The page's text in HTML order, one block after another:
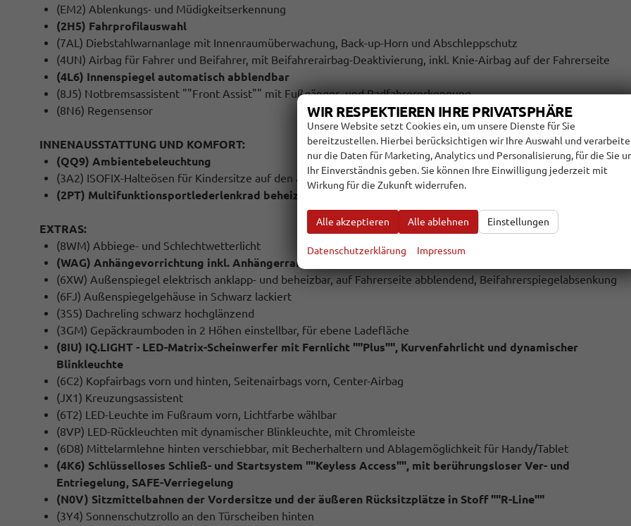
(EM2) Ablenkungs- und Müdigkeitserkennung
(2H5) Fahrprofilauswahl
(7AL) Diebstahlwarnanlage mit Innenraumüberwachung, Back-up-Horn und Abschleppschutz
(4UN) Airbag für Fahrer und Beifahrer, mit Beifahrerairbag-Deaktivierung, inkl. Knie-Airbag auf der Fahrerseite
(4L6) Innenspiegel automatisch abblendbar
(8J5) Notbremsassistent ""Front Assist"" mit Fußgänger- und Radfahrererkennung
(8N6) Regensensor
INNENAUSSTATTUNG UND KOMFORT:
(QQ9) Ambientebeleuchtung
(3A2) ISOFIX-Halteösen für Kindersitze auf den äußeren Rücksitzen sowie auf dem Beifahrersitz, i-Size-kompatibel
(2PT) Multifunktionsportlederlenkrad beheizbar inkl Schaltwippen
EXTRAS:
(8WM) Abbiege- und Schlechtwetterlicht
(WAG) Anhängevorrichtung inkl. Anhängerrangierassistent ""Trailer Assist""
(6XW) Außenspiegel elektrisch anklapp- und beheizbar, auf Fahrerseite abblendend, Beifahrerspiegelabsenkung
(6FJ) Außenspiegelgehäuse in Schwarz lackiert
(3S5) Dachreling schwarz hochglänzend
(3GM) Gepäckraumboden in 2 Höhen einstellbar, für ebene Ladefläche
(8IU) IQ.LIGHT - LED-Matrix-Scheinwerfer mit Fernlicht ""Plus"", Kurvenfahrlicht und dynamischer
Blinkleuchte
(6C2) Kopfairbags vorn und hinten, Seitenairbags vorn, Center-Airbag
(JX1) Kreuzungsassistent
(6T2) LED-Leuchte im Fußraum vorn, Lichtfarbe wählbar
(8VP) LED-Rückleuchten mit dynamischer Blinkleuchte, mit Chromleiste
(6D8) Mittelarmlehne hinten verschiebbar, mit Becherhaltern und Ablagemöglichkeit für Handy/Tablet
(4K6) Schlüsselloses Schließ- und Startsystem ""Keyless Access"", mit berührungsloser Ver- und
Entriegelung, SAFE-Verriegelung
(N0V) Sitzmittelbahnen der Vordersitze und der äußeren Rücksitzplätze in Stoff ""R-Line""
(3Y4) Sonnenschutzrollo an den Türscheiben hinten
WIR RESPEKTIEREN IHRE PRIVATSPHÄRE
Unsere Website setzt Cookies ein, um unsere Dienste für Sie
bereitzustellen. Hierbei berücksichtigen wir Ihre Auswahl und
nur die Daten für Marketing, Analytics und Personalisierung, für die Sie
Ihr Einverständnis geben. Sie können Ihre Einwilligung jederzeit mit
Wirkung für die Zukunft widerrufen.
Alle akzeptieren Alle ablehnen Einstellungen
Datenschutzerklärung Impressum